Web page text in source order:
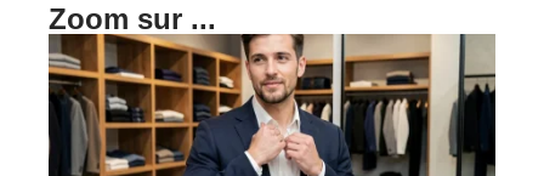
Zoom sur ...